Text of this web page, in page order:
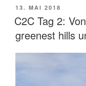
Von
Kirkby
Stephen
nach
Keld-
VERÖFFENTLICHT
AM
13. MAI 2018
C2C Tag 2:
greenest hills